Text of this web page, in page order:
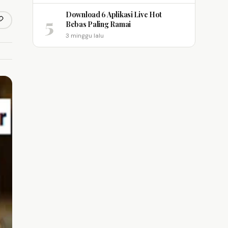
link 5
Download 6 Aplikasi Live Hot
Bebas Paling Ramai
3 minggu lalu